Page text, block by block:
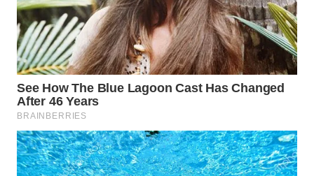
Wahana
Media
Group
WAHANA
WAHANA
TANI
WAHANA